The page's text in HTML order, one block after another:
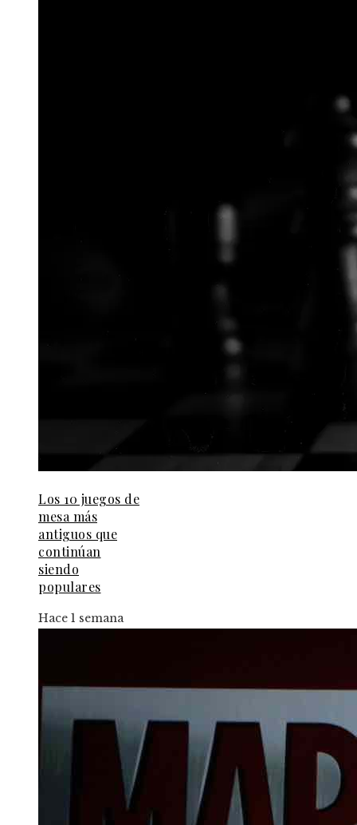
Los 10 juegos de
mesa más
antiguos que
continúan
siendo
populares
Hace 1 semana